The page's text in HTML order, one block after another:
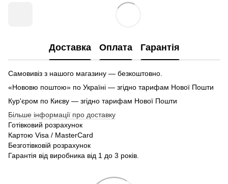
Доставка Оплата Гарантія
Самовивіз з нашого магазину — безкоштовно.
«Нововю поштою» по Україні — згідно тарифам Нової Пошти
Кур'єром по Києву — згідно тарифам Нової Пошти
Більше інформації про доставку
Готівковий розрахунок
Картою Visa / MasterCard
Безготівковій розрахунок
Гарантія від виробника від 1 до 3 років.